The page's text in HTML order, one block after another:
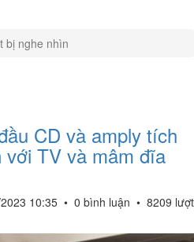
bị nghe nhìn
CD và amply tích
TV và mâm đĩa
10:35 • 0 bình luận • 8209 lượt